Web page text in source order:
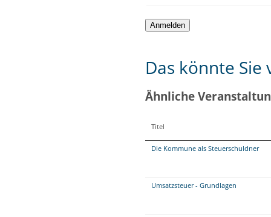
Das könnte
Ähnliche
Titel
Die Kommune als Steuerschuldner
Umsatzsteuer - Grundlagen